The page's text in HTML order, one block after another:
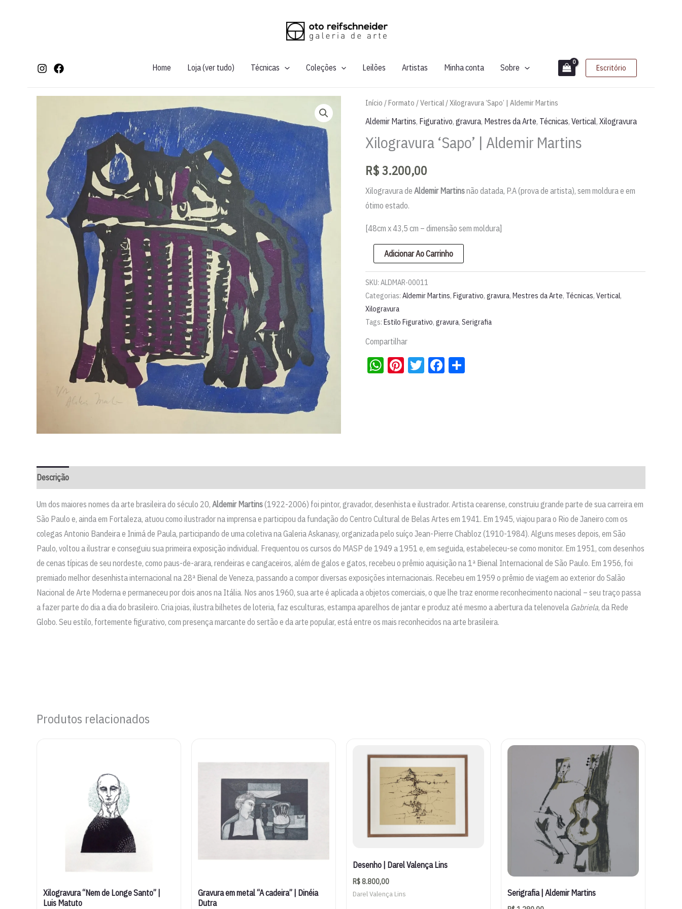
Home Loja (ver tudo) Técnicas Coleções Leilões Artistas Minha conta Sobre Escritório
Início /Formato /Vertical / Xilogravura ‘Sapo’ | Aldemir Martins
Aldemir Martins, Figurativo, gravura, Mestres da Arte, Técnicas, Vertical, Xilogravura
Xilogravura ‘Sapo’ | Aldemir Martins
R$3.200,00
Xilogravura de Aldemir Martinsnão datada, P.A (prova de artista), sem moldura e em
ótimo estado.
[48cm x 43,5 cm – dimensão sem moldura]
Xilogravura
'Sapo'
|
Aldemir
Martins
quantidade
Adicionar Ao Carrinho
SKU: ALDMAR-00011
Categorias: Aldemir Martins, Figurativo, gravura, Mestres da Arte, Técnicas, Vertical,
Xilogravura
Tags: Estilo Figurativo, gravura, Serigrafia
Compartilhar
WhatsApp
Pinterest
TwitterFacebook
Descrição
Um dos maiores nomes da arte brasileira do século 20, Aldemir Martins(1922-2006) foi pintor, gravador, desenhista e ilustrador. Artista cearense, construiu grande parte de sua carreira em
São Paulo e, ainda em Fortaleza, atuou como ilustrador na imprensa e participou da fundação do Centro Cultural de Belas Artes em 1941. Em 1945, viajou para o Rio de Janeiro com os
colegas Antonio Bandeira e Inimá de Paula, participando de uma coletiva na Galeria Askanasy, organizada pelo suíço Jean-Pierre Chabloz (1910-1984). Alguns meses depois, em São
Paulo, voltou a ilustrar e conseguiu sua primeira exposição individual. Frequentou os cursos do MASP de 1949 a 1951 e, em seguida, estabeleceu-se como monitor. Em 1951, com desenhos
de cenas típicas de seu nordeste, como paus-de-arara, rendeiras e cangaceiros, além de galos e gatos, recebeu o prêmio aquisição na 1ª Bienal Internacional de São Paulo. Em 1956, foi
premiado melhor desenhista internacional na 28ª Bienal de Veneza, passando a compor diversas exposições internacionais. Recebeu em 1959 o prêmio de viagem ao exterior do Salão
Nacional de Arte Moderna e permaneceu por dois anos na Itália. Nos anos 1960, sua arte é aplicada a objetos comerciais, o que lhe traz enorme reconhecimento nacional – seu traço passa
a fazer parte do dia a dia do brasileiro. Cria joias, ilustra bilhetes de loteria, faz esculturas, estampa aparelhos de jantar e produz até mesmo a abertura da telenovela Gabriela, da Rede
Globo. Seu estilo, fortemente figurativo, com presença marcante do sertão e da arte popular, está entre os mais reconhecidos na arte brasileira.
Produtos relacionados
Xilogravura “Nem de Longe Santo” |
Luis Matuto
Gravura em metal “A cadeira” | Dinéia
Dutra
Desenho | Darel Valença Lins
R$8.800,00
Darel Valença Lins Serigrafia | Aldemir Martins